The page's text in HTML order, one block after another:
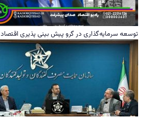
توسعه سرمایه‌گذاری در گرو پیش بینی پذیری اقتصاد